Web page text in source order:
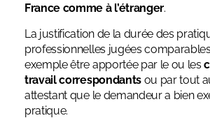
France comme à l’étranger.
La justification de la durée des
professionnelles jugées
exemple être apportée par le ou les
travail correspondantsou par tout
attestant que le demandeur a bien
pratique.